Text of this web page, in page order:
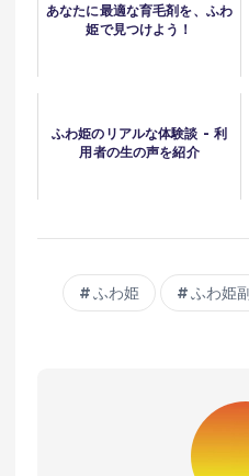
あなたに最適な育毛剤を、ふわ
姫で見つけよう！
ふわ姫のリアルな体験談 - 利
用者の生の声を紹介
ふわ姫 ふわ姫